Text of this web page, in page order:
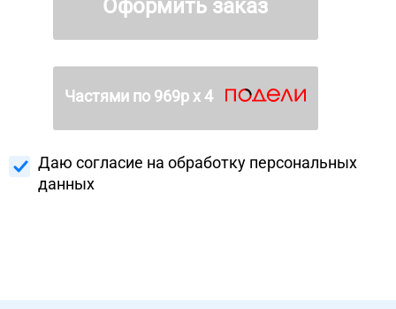
Оформить заказ
Частями по 969р х 4
Даю согласие на обработку персональных
данных